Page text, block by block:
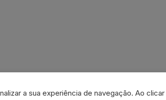
a sua experiência de navegação. Ao